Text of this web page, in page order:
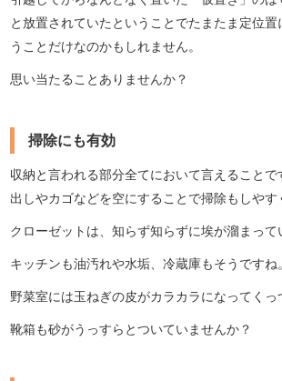
と放置されていたということでたまたま定位
うことだけなのかもしれません。
思い当たることありませんか？
掃除にも有効
収納と言われる部分全てにおいて言えることで
出しやカゴなどを空にすることで掃除もしやす
クローゼットは、知らず知らずに埃が溜まって
キッチンも油汚れや水垢、冷蔵庫もそうですね。
野菜室には玉ねぎの皮がカラカラになってくっ
靴箱も砂がうっすらとついていませんか？